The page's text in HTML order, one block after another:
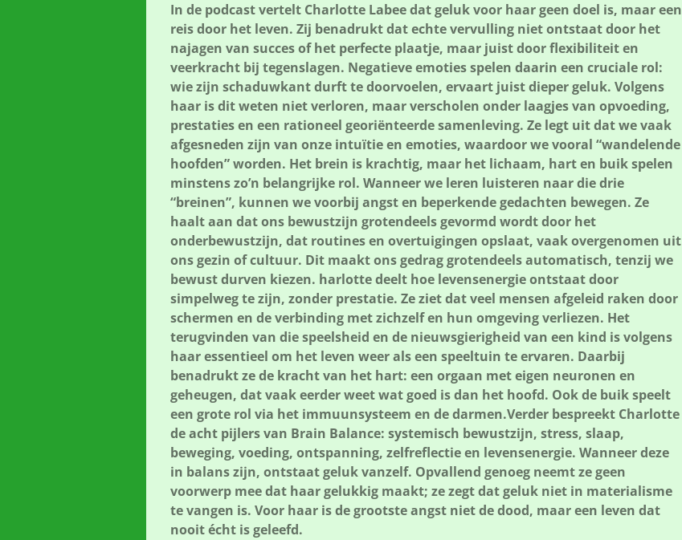
In de podcast vertelt Charlotte Labee dat geluk voor haar geen doel is, maar een
reis door het leven. Zij benadrukt dat echte vervulling niet ontstaat door het
najagen van succes of het perfecte plaatje, maar juist door flexibiliteit en
veerkracht bij tegenslagen. Negatieve emoties spelen daarin een cruciale rol:
wie zijn schaduwkant durft te doorvoelen, ervaart juist dieper geluk. Volgens
haar is dit weten niet verloren, maar verscholen onder laagjes van opvoeding,
prestaties en een rationeel georiënteerde samenleving. Ze legt uit dat we vaak
afgesneden zijn van onze intuïtie en emoties, waardoor we vooral “wandelende
hoofden” worden. Het brein is krachtig, maar het lichaam, hart en buik spelen
minstens zo’n belangrijke rol. Wanneer we leren luisteren naar die drie
“breinen”, kunnen we voorbij angst en beperkende gedachten bewegen. Ze
haalt aan dat ons bewustzijn grotendeels gevormd wordt door het
onderbewustzijn, dat routines en overtuigingen opslaat, vaak overgenomen uit
ons gezin of cultuur. Dit maakt ons gedrag grotendeels automatisch, tenzij we
bewust durven kiezen. harlotte deelt hoe levensenergie ontstaat door
simpelweg te zijn, zonder prestatie. Ze ziet dat veel mensen afgeleid raken door
schermen en de verbinding met zichzelf en hun omgeving verliezen. Het
terugvinden van die speelsheid en de nieuwsgierigheid van een kind is volgens
haar essentieel om het leven weer als een speeltuin te ervaren. Daarbij
benadrukt ze de kracht van het hart: een orgaan met eigen neuronen en
geheugen, dat vaak eerder weet wat goed is dan het hoofd. Ook de buik speelt
een grote rol via het immuunsysteem en de darmen.Verder bespreekt Charlotte
de acht pijlers van Brain Balance: systemisch bewustzijn, stress, slaap,
beweging, voeding, ontspanning, zelfreflectie en levensenergie. Wanneer deze
in balans zijn, ontstaat geluk vanzelf. Opvallend genoeg neemt ze geen
voorwerp mee dat haar gelukkig maakt; ze zegt dat geluk niet in materialisme
te vangen is. Voor haar is de grootste angst niet de dood, maar een leven dat
nooit écht is geleefd.